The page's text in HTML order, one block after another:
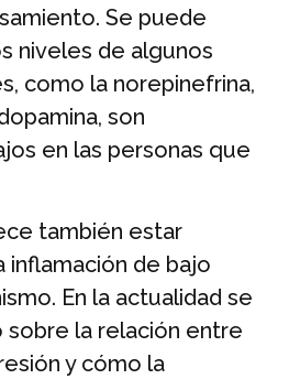
Se puede
niveles de algunos
como la norepinefrina,
son
en las personas que
también estar
inflamación de bajo
En la actualidad se
sobre la relación entre
y cómo la